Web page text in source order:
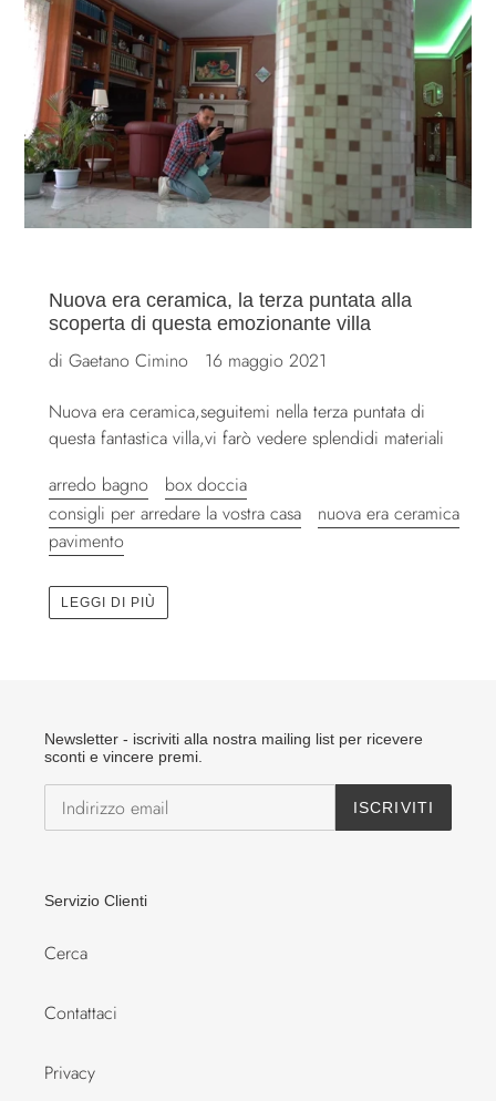
Nuova era ceramica, la terza puntata alla
scoperta di questa emozionante villa
di Gaetano Cimino
16 maggio 2021
Nuova era ceramica,seguitemi nella terza puntata di
questa fantastica villa,vi farò vedere splendidi materiali
arredo bagno
box doccia
consigli per arredare la vostra casa
nuova era ceramica
pavimento
LEGGI DI PIÙ
Newsletter - iscriviti alla nostra mailing list per ricevere
sconti e vincere premi.
ISCRIVITI
Servizio Clienti
Cerca
Contattaci
Privacy